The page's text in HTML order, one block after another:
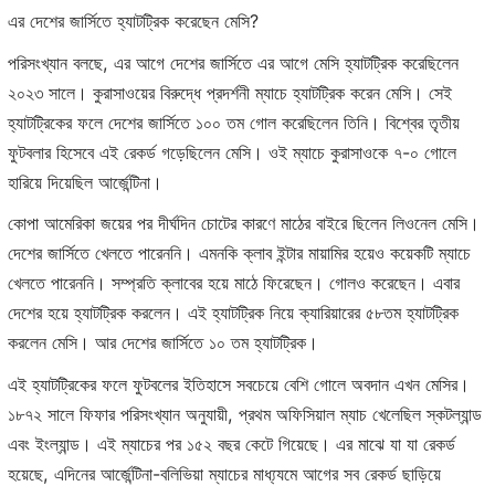
এর দেশের জার্সিতে হ্যাটট্রিক করেছেন মেসি?
পরিসংখ্যান বলছে, এর আগে দেশের জার্সিতে এর আগে মেসি হ্যাটট্রিক করেছিলেন
২০২৩ সালে। কুরাসাওয়ের বিরুদ্ধে প্রদর্শনী ম্যাচে হ্যাটট্রিক করেন মেসি। সেই
হ্যাটট্রিকের ফলে দেশের জার্সিতে ১০০ তম গোল করেছিলেন তিনি। বিশ্বের তৃতীয়
ফুটবলার হিসেবে এই রেকর্ড গড়েছিলেন মেসি। ওই ম্যাচে কুরাসাওকে ৭-০ গোলে
হারিয়ে দিয়েছিল আর্জেন্টিনা।
কোপা আমেরিকা জয়ের পর দীর্ঘদিন চোটের কারণে মাঠের বাইরে ছিলেন লিওনেল মেসি।
দেশের জার্সিতে খেলতে পারেননি। এমনকি ক্লাব ইন্টার মায়ামির হয়েও কয়েকটি ম্যাচে
খেলতে পারেননি। সম্প্রতি ক্লাবের হয়ে মাঠে ফিরেছেন। গোলও করেছেন। এবার
দেশের হয়ে হ্যাটট্রিক করলেন। এই হ্যাটট্রিক নিয়ে ক্যারিয়ারের ৫৮তম হ্যাটট্রিক
করলেন মেসি। আর দেশের জার্সিতে ১০ তম হ্যাটট্রিক।
এই হ্যাটট্রিকের ফলে ফুটবলের ইতিহাসে সবচেয়ে বেশি গোলে অবদান এখন মেসির।
১৮৭২ সালে ফিফার পরিসংখ্যান অনুযায়ী, প্রথম অফিসিয়াল ম্যাচ খেলেছিল স্কটল্যান্ড
এবং ইংল্যান্ড। এই ম্যাচের পর ১৫২ বছর কেটে গিয়েছে। এর মাঝে যা যা রেকর্ড
হয়েছে, এদিনের আর্জেন্টিনা-বলিভিয়া ম্যাচের মাধ্য্যমে আগের সব রেকর্ড ছাড়িয়ে